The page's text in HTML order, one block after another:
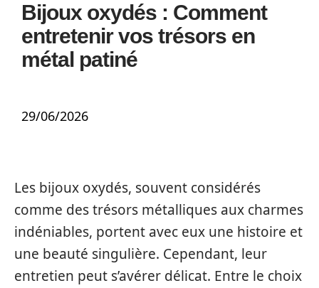
Bijoux oxydés : Comment
entretenir vos trésors en
métal patiné
29/06/2026
Les bijoux oxydés, souvent considérés
comme des trésors métalliques aux charmes
indéniables, portent avec eux une histoire et
une beauté singulière. Cependant, leur
entretien peut s’avérer délicat. Entre le choix